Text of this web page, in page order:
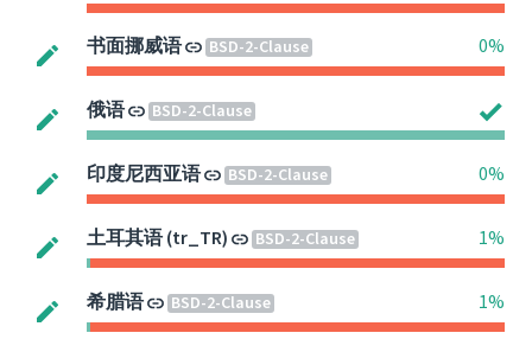
书面挪威语 BSD-2-Clause 0%
俄语 BSD-2-Clause
印度尼西亚语 BSD-2-Clause 0%
土耳其语 (tr_TR) BSD-2-Clause 1%
希腊语 BSD-2-Clause 1%